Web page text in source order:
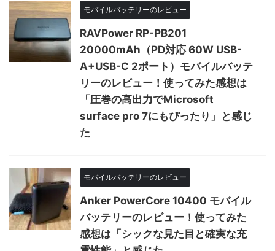
モバイルバッテリーのレビュー
RAVPower RP-PB201
20000mAh（PD対応 60W USB-
A+USB-C 2ポート）モバイルバッテ
リーのレビュー！使ってみた感想は
「圧巻の高出力でMicrosoft
surface pro 7にもぴったり」と感じ
た
モバイルバッテリーのレビュー
Anker PowerCore 10400 モバイル
バッテリーのレビュー！使ってみた
感想は「シックな見た目と確実な充